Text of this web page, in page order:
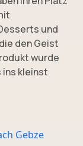
und
den Geist
wurde
kleinst